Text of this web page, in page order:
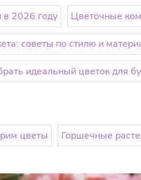
в 2026 году Цветочные
советы по стилю и
идеальный цветок для
цветы Горшечные